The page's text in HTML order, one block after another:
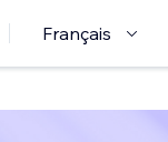
Français